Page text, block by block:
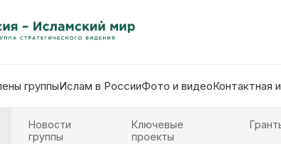
группыИслам в РоссииФото и видеоКонтактная
Новости
группы
Ключевые
проекты